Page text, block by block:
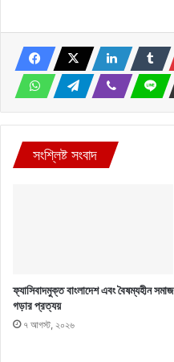
সংশ্লিষ্ট সংবাদ
ফ্যাসিবাদমুক্ত বাংলাদেশ এবং বৈষম্যহীন সমাজ
গড়ার প্রত্যয়
৭ আগস্ট, ২০২৬